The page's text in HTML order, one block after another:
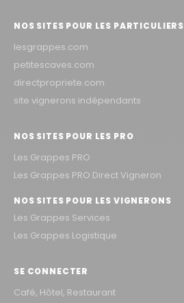
NOS SITES POUR LES PARTICULIERS
lesgrappes.com
petitescaves.com
directpropriete.com
site vignerons indépendants
NOS SITES POUR LES PRO
Les Grappes PRO
Les Grappes PRO Direct Vigneron
NOS SITES POUR LES VIGNERONS
Les Grappes Services
Les Grappes Logistique
SE CONNECTER
Café, Hôtel, Restaurant